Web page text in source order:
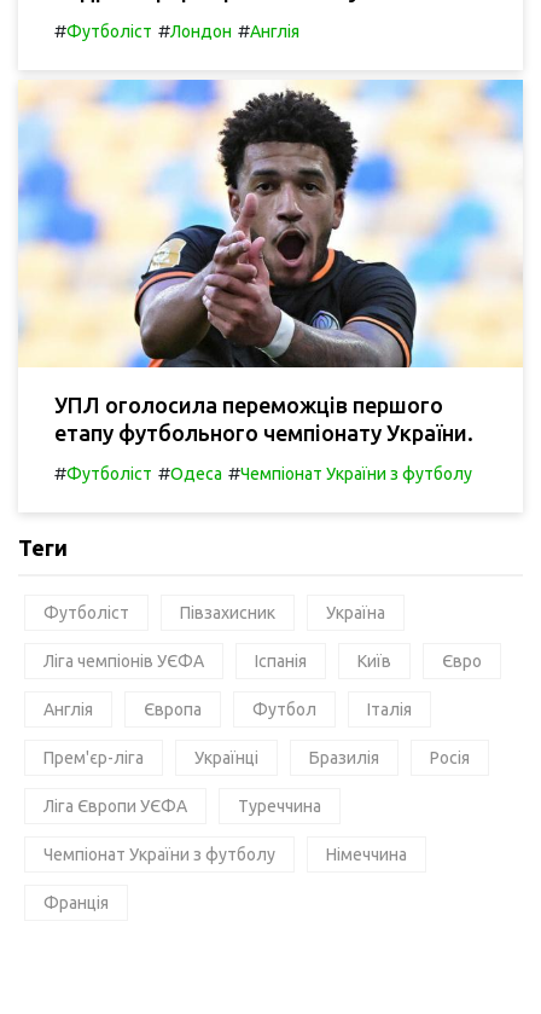
#Футболіст #Лондон #Англія
УПЛ оголосила переможців першого
етапу футбольного чемпіонату України.
#Футболіст #Одеса #Чемпіонат України з футболу
Теги
Футболіст Півзахисник Україна
Ліга чемпіонів УЄФА Іспанія Київ Євро
Англія Європа Футбол Італія
Прем'єр-ліга Українці Бразилія Росія
Ліга Європи УЄФА Туреччина
Чемпіонат України з футболу Німеччина
Франція